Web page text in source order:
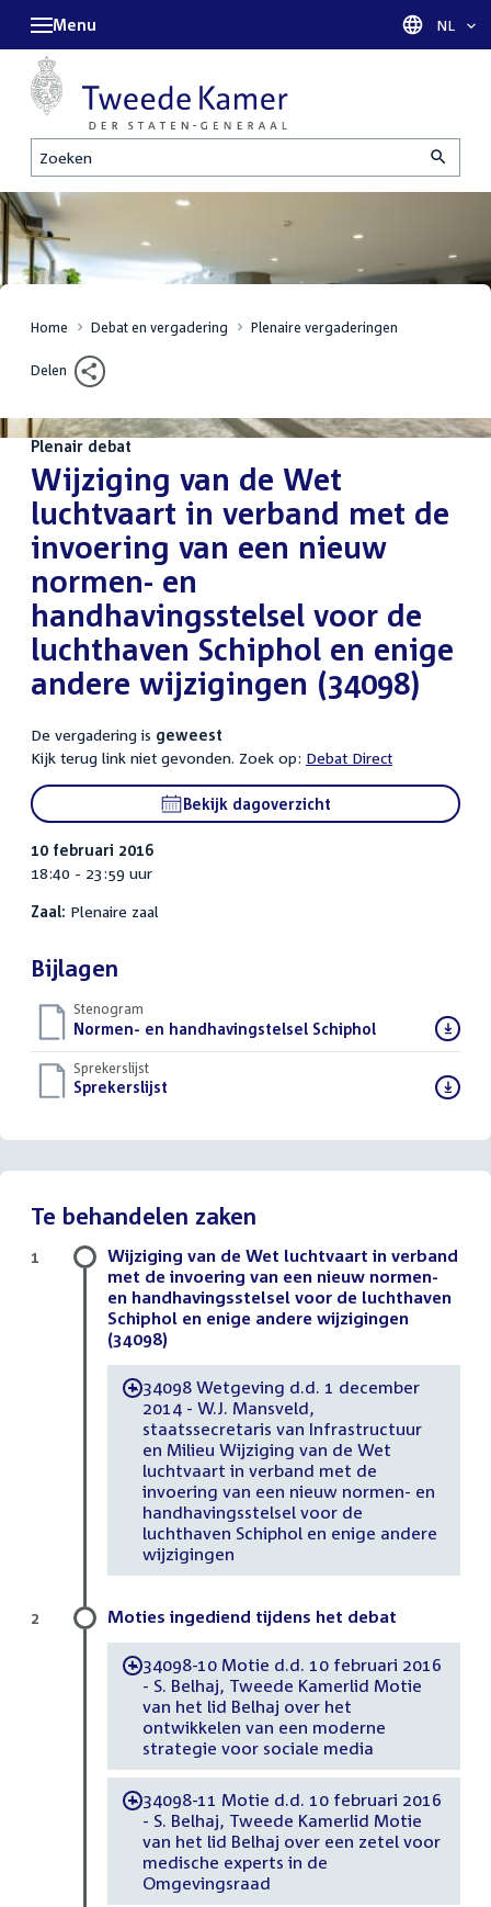
Zoeken
Menu Taal
NL
Home Debat en vergadering Plenaire vergaderingen
Delen
Plenair debat
:Wijziging van de Wet
luchtvaart in verband met de
invoering van een nieuw
normen- en
handhavingsstelsel voor de
luchthaven Schiphol en enige
andere wijzigingen (34098)
De vergadering is geweest
Kijk terug link niet gevonden. Zoek op: Debat Direct
Bekijk dagoverzicht
10 februari 2016
18:40 - 23:59 uur
Zaal: Plenaire zaal
Bijlagen
Stenogram
Download
bestand:
Normen- en handhavingstelsel Schiphol()
Sprekerslijst
Download
Sprekerslijst
Te behandelen zaken
Wijziging van de Wet luchtvaart in verband
met de invoering van een nieuw normen-
en handhavingsstelsel voor de luchthaven
Schiphol en enige andere wijzigingen
(34098)
-34098 Wetgeving d.d. 1 december
2014 - W.J. Mansveld,
staatssecretaris van Infrastructuur
en Milieu Wijziging van de Wet
luchtvaart in verband met de
invoering van een nieuw normen- en
handhavingsstelsel voor de
luchthaven Schiphol en enige andere
wijzigingen
1
Moties ingediend tijdens het debat
-34098-10 Motie d.d. 10 februari 2016
- S. Belhaj, Tweede Kamerlid Motie
van het lid Belhaj over het
ontwikkelen van een moderne
strategie voor sociale media
-34098-11 Motie d.d. 10 februari 2016
- S. Belhaj, Tweede Kamerlid Motie
van het lid Belhaj over een zetel voor
medische experts in de
Omgevingsraad
2